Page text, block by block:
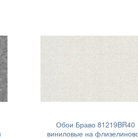
Обои Браво 81219BR40
виниловые на